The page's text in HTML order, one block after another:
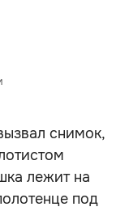
снимок,
лежит на
под